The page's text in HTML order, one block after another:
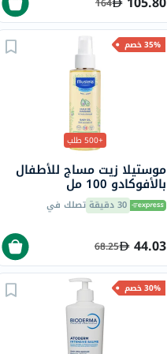
35% خصم
+500 طلب
موستيلا زيت مساج للأطفال
بالأفوكادو 100 مل
30 دقيقة تصلك في
44.03
68.25
30% خصم